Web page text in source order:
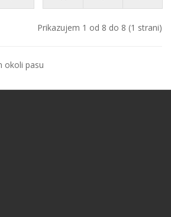
Prikazujem 1 od 8 do 8 (1 strani)
okoli pasu